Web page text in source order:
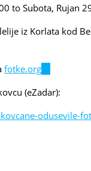
to Subota, Rujan
iz Korlata kod
fotke.org
external)
(eZadar):
odusevile-